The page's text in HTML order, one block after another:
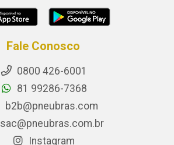
Fale Conosco
0800 426-6001
81 99286-7368
b2b@pneubras.com
sac@pneubras.com.br
Instagram